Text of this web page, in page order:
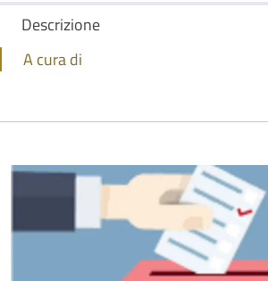
Descrizione
A cura di